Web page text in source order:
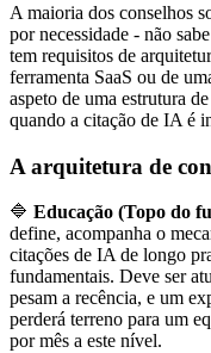
A maioria dos conselhos
por necessidade - não
tem requisitos de
ferramenta SaaS ou de
aspeto de uma estrutura
quando a citação de IA é
A arquitetura de
🔷 Educação (Topo do
define, acompanha o
citações de IA de longo
fundamentais. Deve ser
pesam a recência, e um
perderá terreno para um
por mês a este nível.